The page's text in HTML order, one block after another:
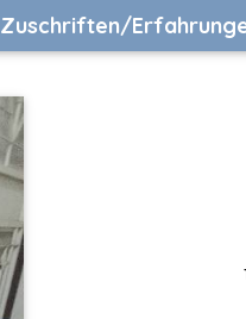
Zuschriften/